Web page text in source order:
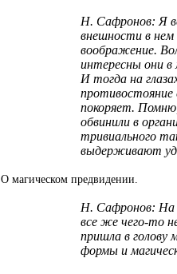
Н. Сафронов: Я
внешности в нем
воображение.
интересны они
И тогда на
покоряет. Помню,
обвинили в
тривиального
выдерживают
О магическом предвидении.
Н. Сафронов: На
все же чего-то
пришла в голову
формы и